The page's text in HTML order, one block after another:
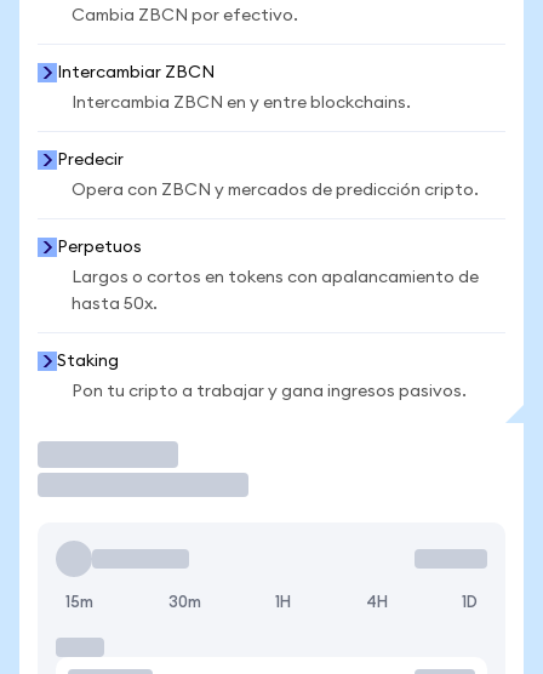
Cambia ZBCN por efectivo.
Intercambiar ZBCN
Intercambia ZBCN en y entre blockchains.
Predecir
Opera con ZBCN y mercados de predicción cripto.
Perpetuos
Largos o cortos en tokens con apalancamiento de
hasta 50x.
Staking
Pon tu cripto a trabajar y gana ingresos pasivos.
15m 30m 1H 4H 1D